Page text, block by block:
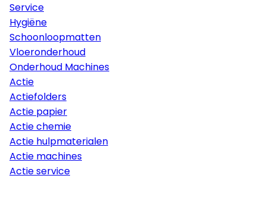
Service
Hygiëne
Schoonloopmatten
Vloeronderhoud
Onderhoud Machines
Actie
Actiefolders
Actie papier
Actie chemie
Actie hulpmaterialen
Actie machines
Actie service